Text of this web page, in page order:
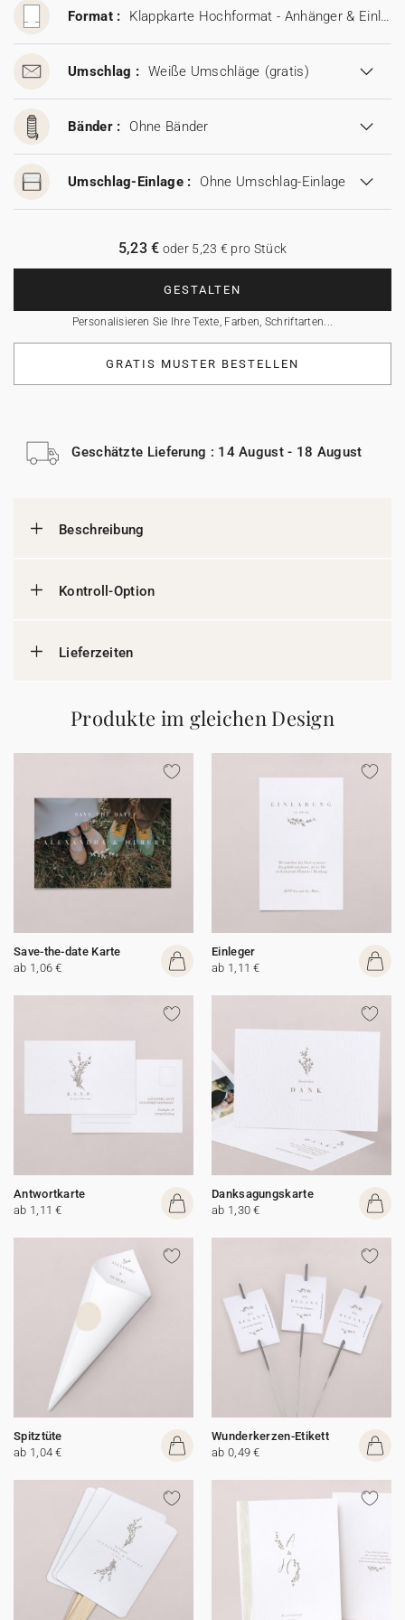
Format : Klappkarte Hochformat - Anhänger & Einleger (11,5 x 17,5 cm)
Umschlag : Weiße Umschläge (gratis)
Bänder : Ohne Bänder
Umschlag-Einlage : Ohne Umschlag-Einlage
GESTALTEN
Personalisieren Sie Ihre Texte, Farben, Schriftarten...
5,23 € oder 5,23 € pro Stück
GRATIS MUSTER BESTELLEN
Geschätzte Lieferung : 14 August - 18 August
Beschreibung
Kontroll-Option
Lieferzeiten
Produkte im gleichen Design
Save-the-date Karte
ab 1,06 €
Einleger
ab 1,11 €
Antwortkarte
ab 1,11 €
Danksagungskarte
ab 1,30 €
Spitztüte
ab 1,04 €
Wunderkerzen-Etikett
ab 0,49 €